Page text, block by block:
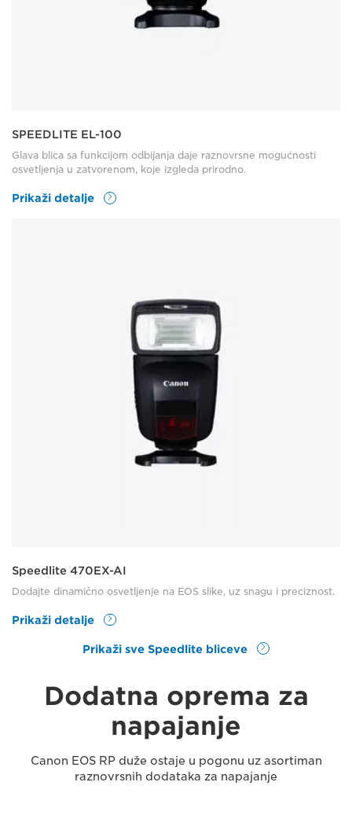
SPEEDLITE EL-100
Glava blica sa funkcijom odbijanja daje raznovrsne mogućnosti
osvetljenja u zatvorenom, koje izgleda prirodno.
Prikaži detalje
Speedlite 470EX-AI
Dodajte dinamično osvetljenje na EOS slike, uz snagu i preciznost.
Prikaži detalje
Prikaži sve Speedlite bliceve
Dodatna oprema za
napajanje
Canon EOS RP duže ostaje u pogonu uz asortiman
raznovrsnih dodataka za napajanje